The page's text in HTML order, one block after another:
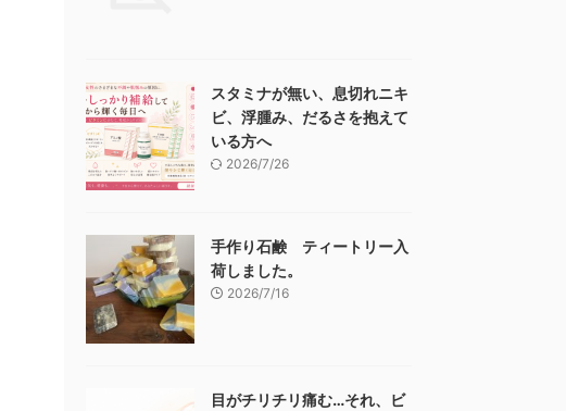
スタミナが無い、息切れニキ
ビ、浮腫み、だるさを抱えて
いる方へ
2026/7/26
手作り石鹸 ティートリー入
荷しました。
2026/7/16
目がチリチリ痛む…それ、ビ